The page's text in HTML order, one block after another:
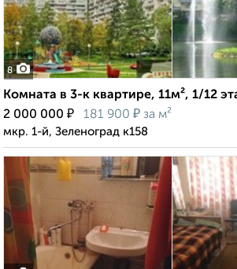
8
Комната в 3-к квартире, 11м², 1/12
2 000 000 ₽ 181 900 ₽ за м²
мкр. 1-й, Зеленоград к158